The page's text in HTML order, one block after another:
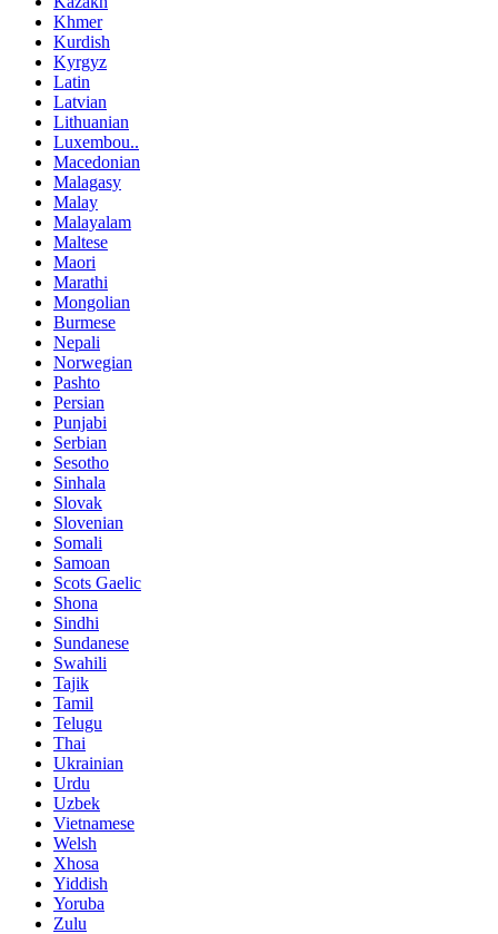
Khmer
Kurdish
Kyrgyz
Latin
Latvian
Lithuanian
Luxembou..
Macedonian
Malagasy
Malay
Malayalam
Maltese
Maori
Marathi
Mongolian
Burmese
Nepali
Norwegian
Pashto
Persian
Punjabi
Serbian
Sesotho
Sinhala
Slovak
Slovenian
Somali
Samoan
Scots Gaelic
Shona
Sindhi
Sundanese
Swahili
Tajik
Tamil
Telugu
Thai
Ukrainian
Urdu
Uzbek
Vietnamese
Welsh
Xhosa
Yiddish
Yoruba
Zulu